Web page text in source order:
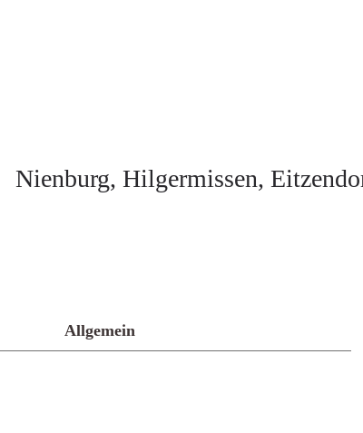
Nienburg, Hilgermissen,
Allgemein